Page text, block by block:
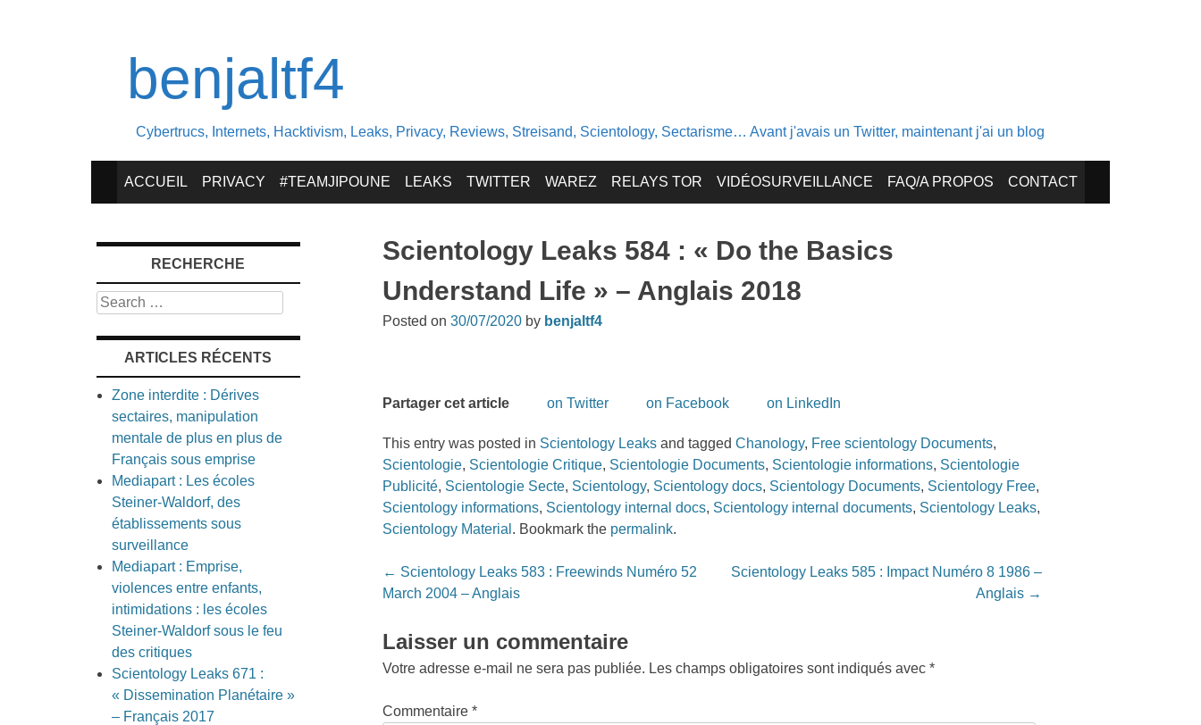
benjaltf4
Cybertrucs, Internets, Hacktivism, Leaks, Privacy, Reviews, Streisand, Scientology, Sectarisme… Avant j'avais un Twitter, maintenant j'ai un blog
SKIP
CONTENT
ACCUEIL PRIVACY #TEAMJIPOUNE LEAKS TWITTER WAREZ RELAYS TOR VIDÉOSURVEILLANCE FAQ/A PROPOS CONTACT
Scientology Leaks 584 : « Do the Basics
Understand Life » – Anglais 2018
Posted on30/07/2020 by benjaltf4
Partager cet article on Twitter on Facebook on LinkedIn
This entry was posted in Scientology Leaks and taggedChanology, Free scientology Documents,
Scientologie, Scientologie Critique, Scientologie Documents, Scientologie informations, Scientologie
Publicité, Scientologie Secte, Scientology, Scientology docs, Scientology Documents, Scientology Free,
Scientology informations, Scientology internal docs, Scientology internal documents, Scientology Leaks,
Scientology Material . Bookmark the permalink.
Post
navigation
← Scientology Leaks 583 : Freewinds Numéro 52
March 2004 – Anglais
Scientology Leaks 585 : Impact Numéro 8 1986 –
Anglais →
Laisser un commentaire
Votre adresse e-mail ne sera pas publiée. Les champs obligatoires sont indiqués avec*
Commentaire*
RECHERCHE
Search
ARTICLES RÉCENTS
Zone interdite : Dérives
sectaires, manipulation
mentale de plus en plus de
Français sous emprise
Mediapart : Les écoles
Steiner-Waldorf, des
établissements sous
surveillance
Mediapart : Emprise,
violences entre enfants,
intimidations : les écoles
Steiner-Waldorf sous le feu
des critiques
Scientology Leaks 671 :
« Dissemination Planétaire »
– Français 2017